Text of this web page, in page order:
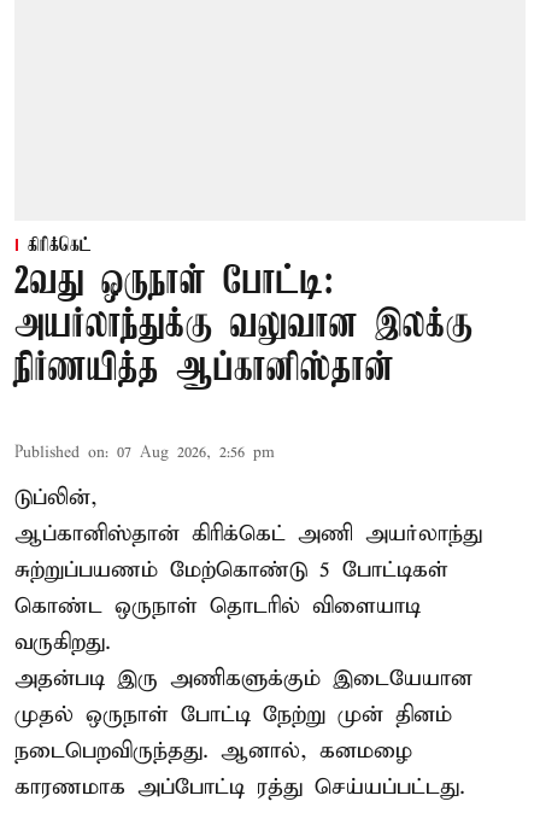
கிரிக்கெட்
2வது ஒருநாள் போட்டி:
அயர்லாந்துக்கு வலுவான இலக்கு
நிர்ணயித்த ஆப்கானிஸ்தான்
Published on: 07 Aug 2026, 2:56 pm
டுப்லின்,
ஆப்கானிஸ்தான் கிரிக்கெட் அணி அயர்லாந்து
சுற்றுப்பயணம் மேற்கொண்டு 5 போட்டிகள்
கொண்ட ஒருநாள் தொடரில் விளையாடி
வருகிறது.
அதன்படி இரு அணிகளுக்கும் இடையேயான
முதல் ஒருநாள் போட்டி நேற்று முன் தினம்
நடைபெறவிருந்தது. ஆனால், கனமழை
காரணமாக அப்போட்டி ரத்து செய்யப்பட்டது.